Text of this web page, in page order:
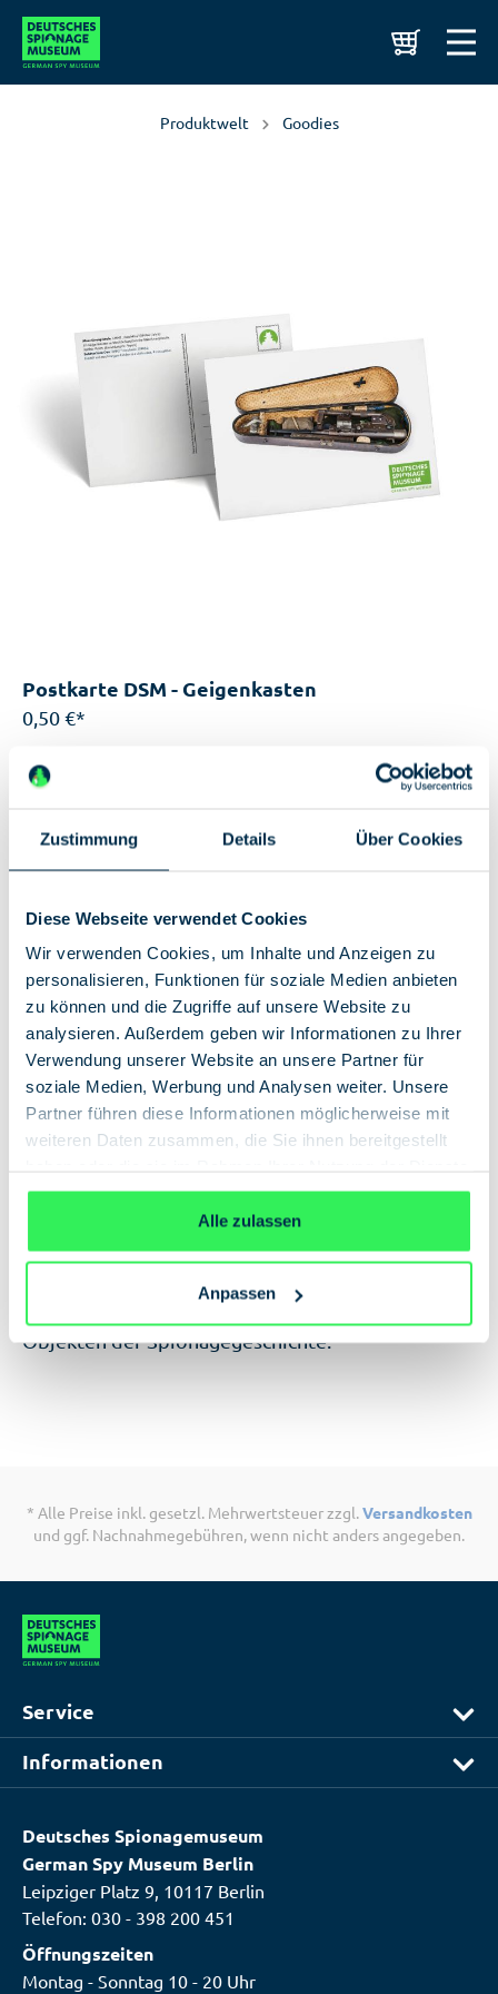
Zustimmung Details Über Cookies
Diese Webseite verwendet Cookies
Wir verwenden Cookies, um Inhalte und Anzeigen zu
personalisieren, Funktionen für soziale Medien anbieten
zu können und die Zugriffe auf unsere Website zu
analysieren. Außerdem geben wir Informationen zu Ihrer
Verwendung unserer Website an unsere Partner für
soziale Medien, Werbung und Analysen weiter. Unsere
Partner führen diese Informationen möglicherweise mit
weiteren Daten zusammen, die Sie ihnen bereitgestellt
gesammelt haben.Datenschutzerklärung
Alle zulassen
Anpassen
Produktwelt Goodies
Postkarte DSM - Geigenkasten
0,50 €*
Sofort verfügbar, Lieferzeit: 2-5 Tage
A6-Postkarte (10,5 x 14,8 cm)
Motive aus der Sammlung des Deutschen
In den Warenkorb
Souvenirs aus der Schattenwelt der Agenten?
Verschicken Sie Ihre (hoffentlich verschlüsselten)
Objekten der Spionagegeschichte.
* Alle Preise inkl. gesetzl. Mehrwertsteuer zzgl.Versandkosten
und ggf. Nachnahmegebühren, wenn nicht anders angegeben.
Service
Informationen
Deutsches Spionagemuseum
German Spy Museum Berlin
Leipziger Platz 9, 10117 Berlin
Telefon: 030 - 398 200 451
Öffnungszeiten
Montag - Sonntag 10 - 20 Uhr